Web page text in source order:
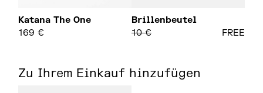
Katana The One
169 €
Brillenbeutel
10€ FREE
Zu Ihrem Einkauf hinzufügen